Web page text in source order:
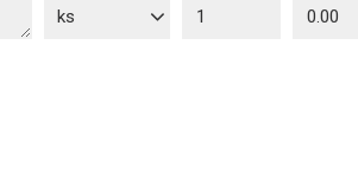
ks